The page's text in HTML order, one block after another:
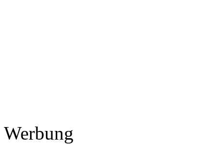
Werbung